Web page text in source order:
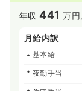
年収441 万円
月給内訳
基本給
夜勤手当